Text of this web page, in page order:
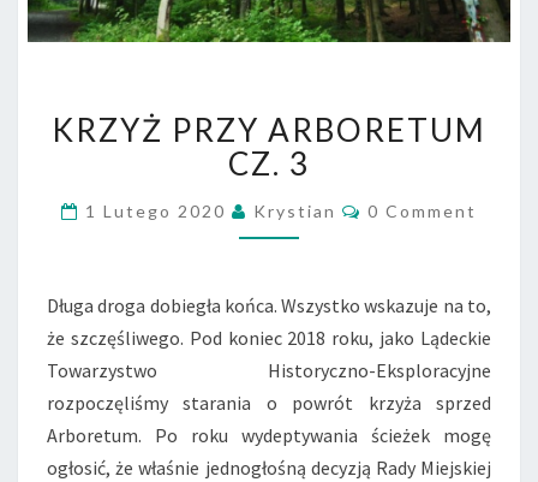
PRZY
ARBORETUM
CZ.
3
KRZYŻ PRZY ARBORETUM
CZ. 3
1 Lutego 2020 Krystian Comments
0 Comment
Długa droga dobiegła końca. Wszystko wskazuje na to,
że szczęśliwego. Pod koniec 2018 roku, jako Lądeckie
Towarzystwo Historyczno-Eksploracyjne
rozpoczęliśmy starania o powrót krzyża sprzed
Arboretum. Po roku wydeptywania ścieżek mogę
ogłosić, że właśnie jednogłośną decyzją Rady Miejskiej